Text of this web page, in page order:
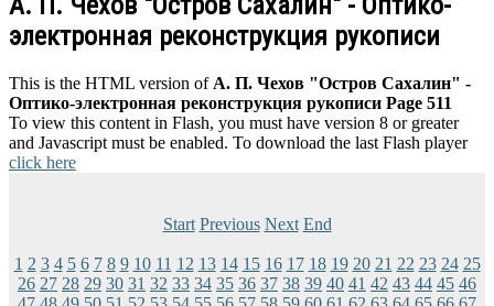
электронная реконструкция рукописи
This is the HTML version of А. П. Чехов "Остров Сахалин" -
Оптико-электронная реконструкция рукописи Page 511
To view this content in Flash, you must have version 8 or greater
and Javascript must be enabled. To download the last Flash player
click here
Start Previous Next End
1 2 3 4 5 6 7 8 9 10 11 12 13 14 15 16 17 18 19 20 21 22 23 24 25
26 27 28 29 30 31 32 33 34 35 36 37 38 39 40 41 42 43 44 45 46